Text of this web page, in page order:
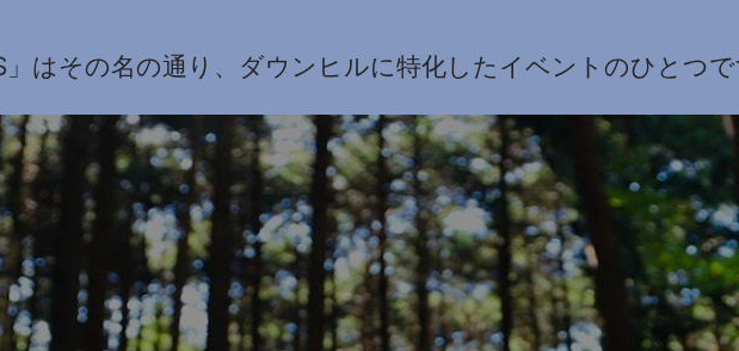
」はその名の通り、ダウンヒルに特化したイベントのひとつ